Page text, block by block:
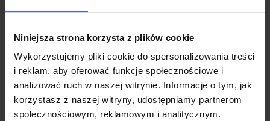
Niniejsza strona korzysta z plików cookie
Wykorzystujemy pliki cookie do spersonalizowania treści
i reklam, aby oferować funkcje społecznościowe i
analizować ruch w naszej witrynie. Informacje o tym, jak
korzystasz z naszej witryny, udostępniamy partnerom
społecznościowym, reklamowym i analitycznym.
ŹRÓDŁO ŚWIATŁA
LED 35 W
ŚCIEMNIANIE
RC TRIAC
STRUMIEŃ
0 lm
KOLOR
002 - Czarny RAL 9005
KĄT ŚWIECENIA BARWA ŚWIATŁA